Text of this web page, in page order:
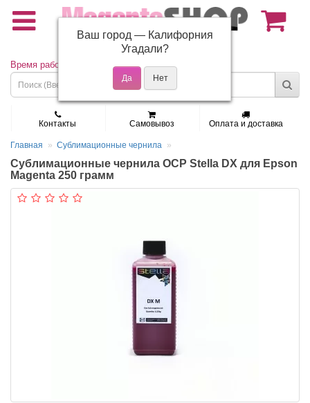
(495) 150-01-37
Время работы: Пн - Пт 9:30 - 19:00
Контакты Самовывоз Оплата и доставка
Главная Сублимационные чернила
Сублимационные чернила OCP Stella DX для Epson
Magenta 250 грамм
Ваш город — Калифорния
Угадали?